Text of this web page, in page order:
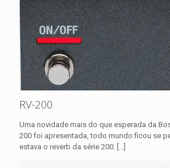
RV-200
Uma novidade mais do que esperada da
200 foi apresentada, todo mundo ficou se
estava o reverb da série 200. […]